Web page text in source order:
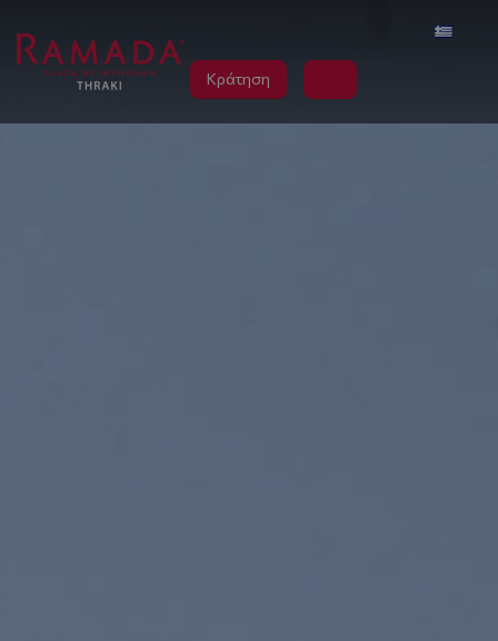
Κράτηση